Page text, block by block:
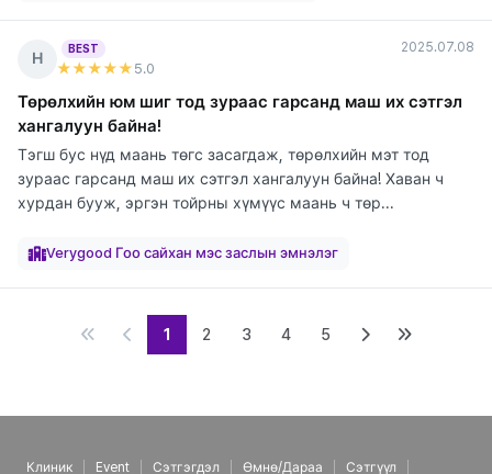
Н
BEST
★★★★★ 5.0
2025.07.08
Төрөлхийн юм шиг тод зураас гарсанд маш их сэтгэл
хангалуун байна!
Тэгш бус нүд маань төгс засагдаж, төрөлхийн мэт тод
зураас гарсанд маш их сэтгэл хангалуун байна! Хаван ч
хурдан бууж, эргэн тойрны хүмүүс маань ч төр...
Verygood Гоо сайхан мэс заслын эмнэлэг
1 2 3 4 5
Клиник Event Сэтгэгдэл Өмнө/Дараа
Сэтгүүл